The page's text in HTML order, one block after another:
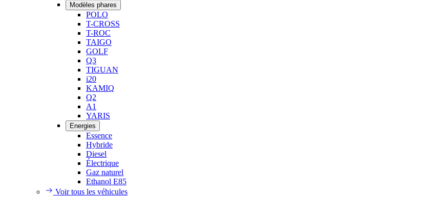
Modèles phares
POLO
T-CROSS
T-ROC
TAIGO
GOLF
Q3
TIGUAN
i20
KAMIQ
Q2
A1
YARIS
Energies
Essence
Hybride
Diesel
Électrique
Gaz naturel
Ethanol E85
Voir tous les véhicules